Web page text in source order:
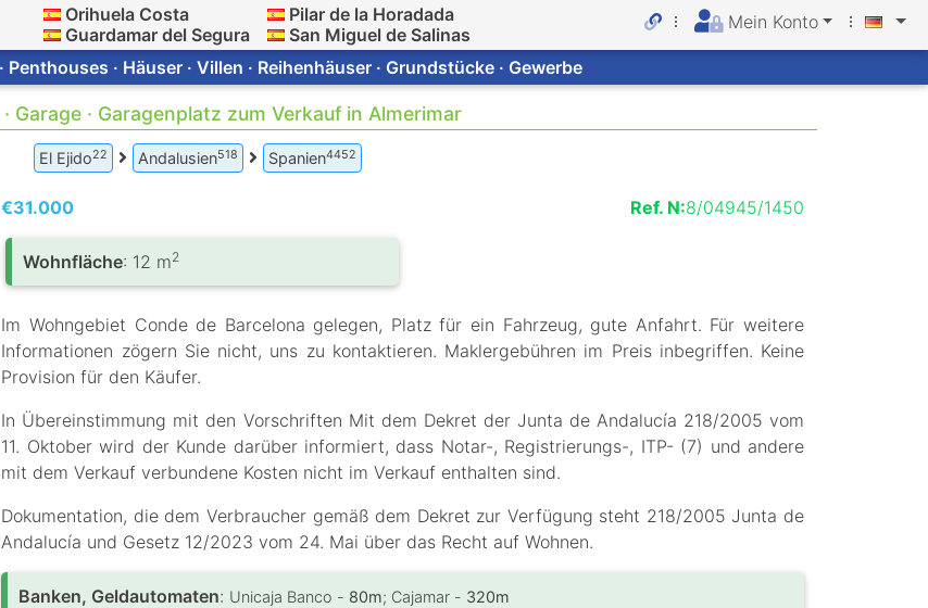
Orihuela Costa
Guardamar del Segura
Pilar de la Horadada
San Miguel de Salinas
Mein Konto
· Häuser · Villen · Reihenhäuser · Grundstücke · Gewerbe
Garage · Garagenplatz zum Verkauf in Almerimar
El Ejido22 Andalusien518 Spanien4452
€31.000 Ref. N:8/04945/1450
Wohnfläche: 12 m2
Im Wohngebiet Conde de Barcelona gelegen, Platz für ein Fahrzeug, gute Anfahrt. Für weitere
Informationen zögern Sie nicht, uns zu kontaktieren. Maklergebühren im Preis inbegriffen. Keine
Provision für den Käufer.
In Übereinstimmung mit den Vorschriften Mit dem Dekret der Junta de Andalucía 218/2005 vom
11. Oktober wird der Kunde darüber informiert, dass Notar-, Registrierungs-, ITP- (7) und andere
mit dem Verkauf verbundene Kosten nicht im Verkauf enthalten sind.
Dokumentation, die dem Verbraucher gemäß dem Dekret zur Verfügung steht 218/2005 Junta de
Andalucía und Gesetz 12/2023 vom 24. Mai über das Recht auf Wohnen.
Banken, Geldautomaten: Unicaja Banco - 80m; Cajamar - 320m